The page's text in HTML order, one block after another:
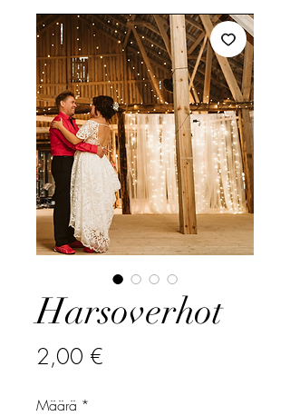
Harsoverhot
2,00 €
Määrä *